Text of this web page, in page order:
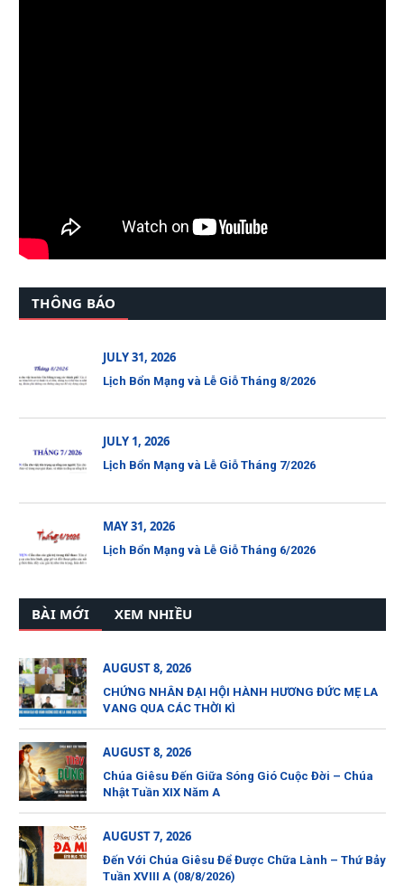
THÔNG BÁO
JULY 31, 2026
Lịch Bổn Mạng và Lễ Giỗ Tháng 8/2026
JULY 1, 2026
Lịch Bổn Mạng và Lễ Giỗ Tháng 7/2026
MAY 31, 2026
Lịch Bổn Mạng và Lễ Giỗ Tháng 6/2026
BÀI MỚI XEM NHIỀU
AUGUST 8, 2026
CHỨNG NHÂN ĐẠI HỘI HÀNH HƯƠNG ĐỨC MẸ LA
VANG QUA CÁC THỜI KÌ
AUGUST 8, 2026
Chúa Giêsu Đến Giữa Sóng Gió Cuộc Đời – Chúa
Nhật Tuần XIX Năm A
AUGUST 7, 2026
Đến Với Chúa Giêsu Để Được Chữa Lành – Thứ Bảy
Tuần XVIII A (08/8/2026)